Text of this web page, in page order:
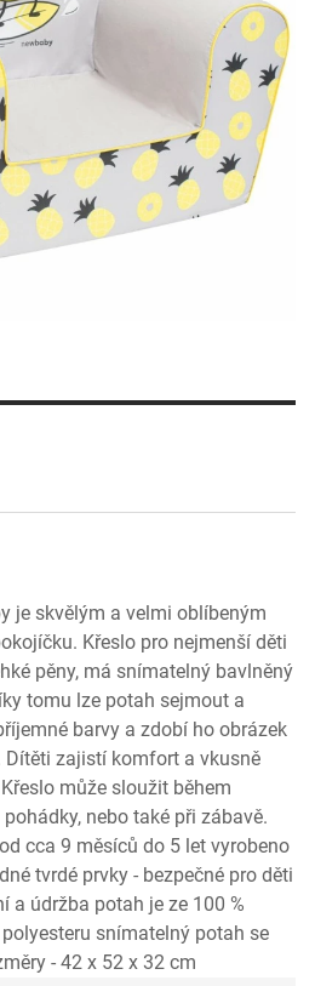
je skvělým a velmi oblíbeným
Křeslo pro nejmenší děti
pěny, má snímatelný bavlněný
tomu lze potah sejmout a
barvy a zdobí ho obrázek
Dítěti zajistí komfort a vkusně
může sloužit během
nebo také při zábavě.
cca 9 měsíců do 5 let vyrobeno
tvrdé prvky - bezpečné pro děti
a údržba potah je ze 100 %
snímatelný potah se
- 42 x 52 x 32 cm